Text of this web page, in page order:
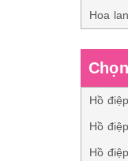
Hoa
Hồ
Hồ
Hồ